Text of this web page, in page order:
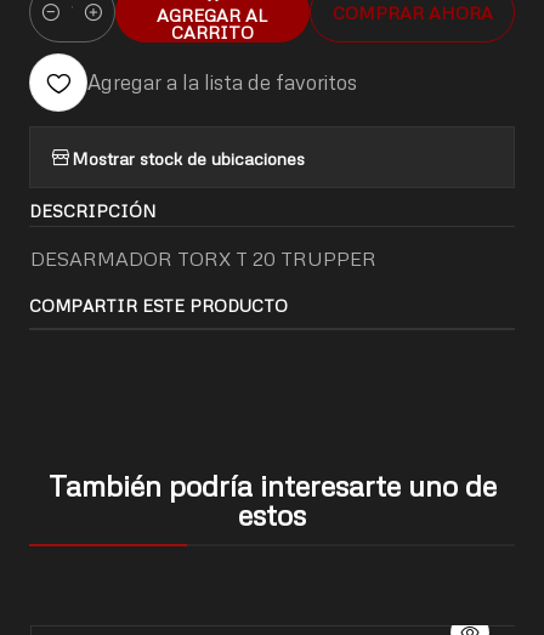
Cantidad
AGREGAR AL
CARRITO
COMPRAR AHORA
Agregar a la lista de favoritos
Mostrar stock de ubicaciones
DESCRIPCIÓN
DESARMADOR TORX T 20 TRUPPER
COMPARTIR ESTE PRODUCTO
También podría interesarte uno de
estos